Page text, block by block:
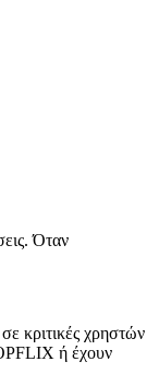
Όταν
κριτικές χρηστών
ή έχουν